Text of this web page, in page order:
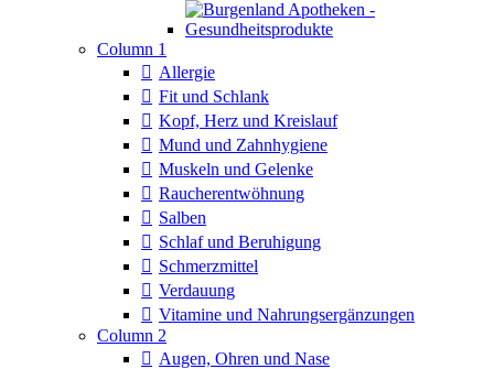
Column 1
Allergie
Fit und Schlank
Kopf, Herz und Kreislauf
Mund und Zahnhygiene
Muskeln und Gelenke
Raucherentwöhnung
Salben
Schlaf und Beruhigung
Schmerzmittel
Verdauung
Vitamine und Nahrungsergänzungen
Column 2
Augen, Ohren und Nase